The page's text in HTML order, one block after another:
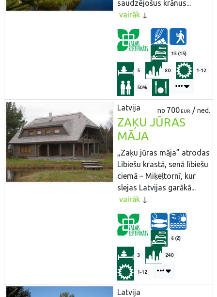
saudzējošus krānus...
vairāk
15 (15)
5 80 1-12
50%
Latvija no 700 EUR /ned.
ZAĶU JŪRAS
MĀJA
„Zaķu jūras māja” atrodas
Lībiešu krastā, senā lībiešu
ciemā – Miķeļtornī, kur
slejas Latvijas garākā...
vairāk
6 (2)
3 240
1-12
Latvija